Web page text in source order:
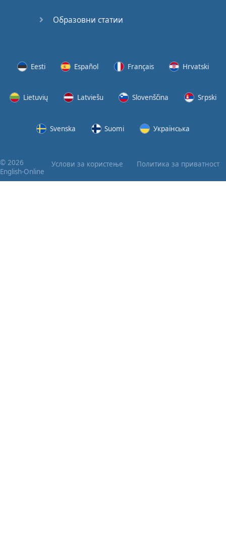
Образовни статии
Eesti Español Français Hrvatski
Lietuvių Latviešu Slovenščina Srpski
Svenska Suomi Українська
© 2026
English-Online
Услови за користење Политика за приватност